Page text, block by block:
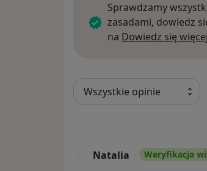
Sprawdzamy
zasadami, dowiedz
na Dowiedz się więcej
Natalia Weryfikacja